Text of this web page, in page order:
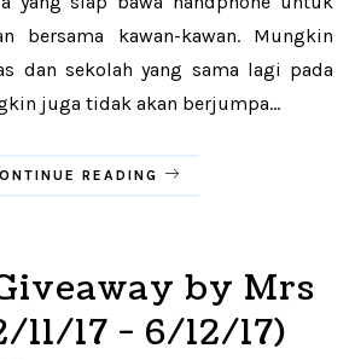
bersama kawan-kawan. Mungkin
dan sekolah yang sama lagi pada
juga tidak akan berjumpa...
READING
by Mrs
11/17 - 6/12/17)